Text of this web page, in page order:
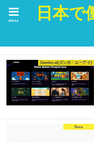
日本で
menu
Gambo.ai(ガンボ・エーアイ)
Sora